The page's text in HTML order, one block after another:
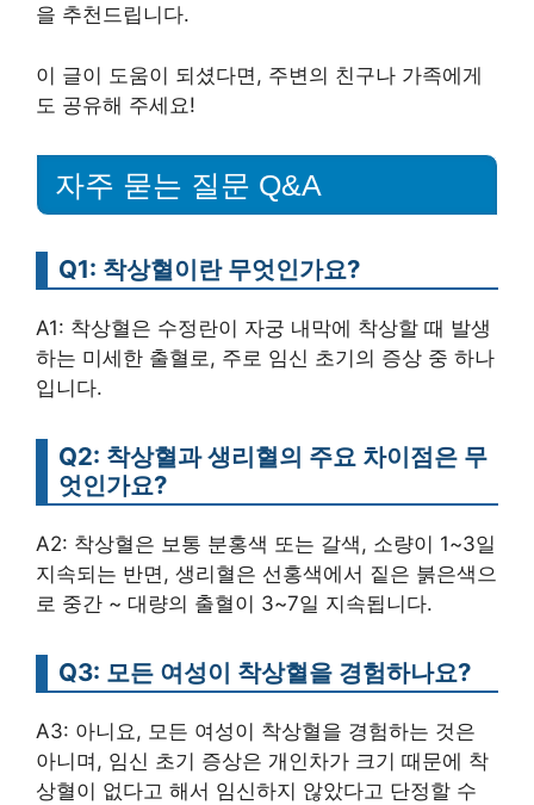
을 추천드립니다.
이 글이 도움이 되셨다면, 주변의 친구나 가족에게
도 공유해 주세요!
자주 묻는 질문 Q&A
Q1: 착상혈이란 무엇인가요?
A1: 착상혈은 수정란이 자궁 내막에 착상할 때 발생
하는 미세한 출혈로, 주로 임신 초기의 증상 중 하나
입니다.
Q2: 착상혈과 생리혈의 주요 차이점은 무
엇인가요?
A2: 착상혈은 보통 분홍색 또는 갈색, 소량이 1~3일
지속되는 반면, 생리혈은 선홍색에서 짙은 붉은색으
로 중간 ~ 대량의 출혈이 3~7일 지속됩니다.
Q3: 모든 여성이 착상혈을 경험하나요?
A3: 아니요, 모든 여성이 착상혈을 경험하는 것은
아니며, 임신 초기 증상은 개인차가 크기 때문에 착
상혈이 없다고 해서 임신하지 않았다고 단정할 수